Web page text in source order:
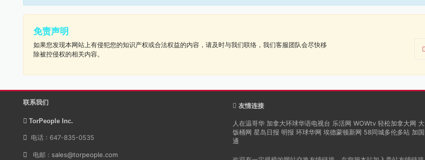
免责声明
如果您发现本网站上有侵犯您的知识产权或合法权益的内容，请及时与我们联络，我们客服团队会尽快移
除被控侵权的相关内容。
联系我们
TorPeople Inc.
电话 : 647-835-0535
电邮 : sales@torpeople.com
友情连接
人在温哥华 加拿大环球华语电视台 乐活网 WOWtv 轻松加拿大网 大
饭桶网 星岛日报 明报 环球华网 埃德蒙顿新网 58同城多伦多站 加国
通